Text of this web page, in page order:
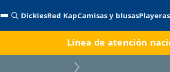
DickiesRed KapCamisas y blusas
Línea de atención